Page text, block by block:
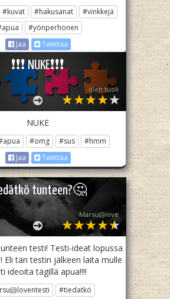
#kuvat #hakusanat
#vinkkejä
#yönperhonen
Jaa
Twiittaa
❗❗❗ NUKE❗❗❗
olen tuoli
NUKE
#omg #sus
#hmm
Jaa
Twiittaa
tunteen?🤔
Marsu🐹love
testi! Testi-ideat lopussa
Eli tän testin jälkeen laita mulle
ideoita tägillä apua!!!!
#tiedatkö